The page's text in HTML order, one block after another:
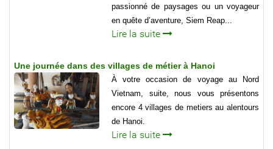
passionné de paysages ou un voyageur
en quête d’aventure, Siem Reap...
Lire la suite
Une journée dans des villages de métier à Hanoi
À votre occasion de voyage au Nord
Vietnam, suite, nous vous présentons
encore 4 villages de metiers au alentours
de Hanoi.
Lire la suite